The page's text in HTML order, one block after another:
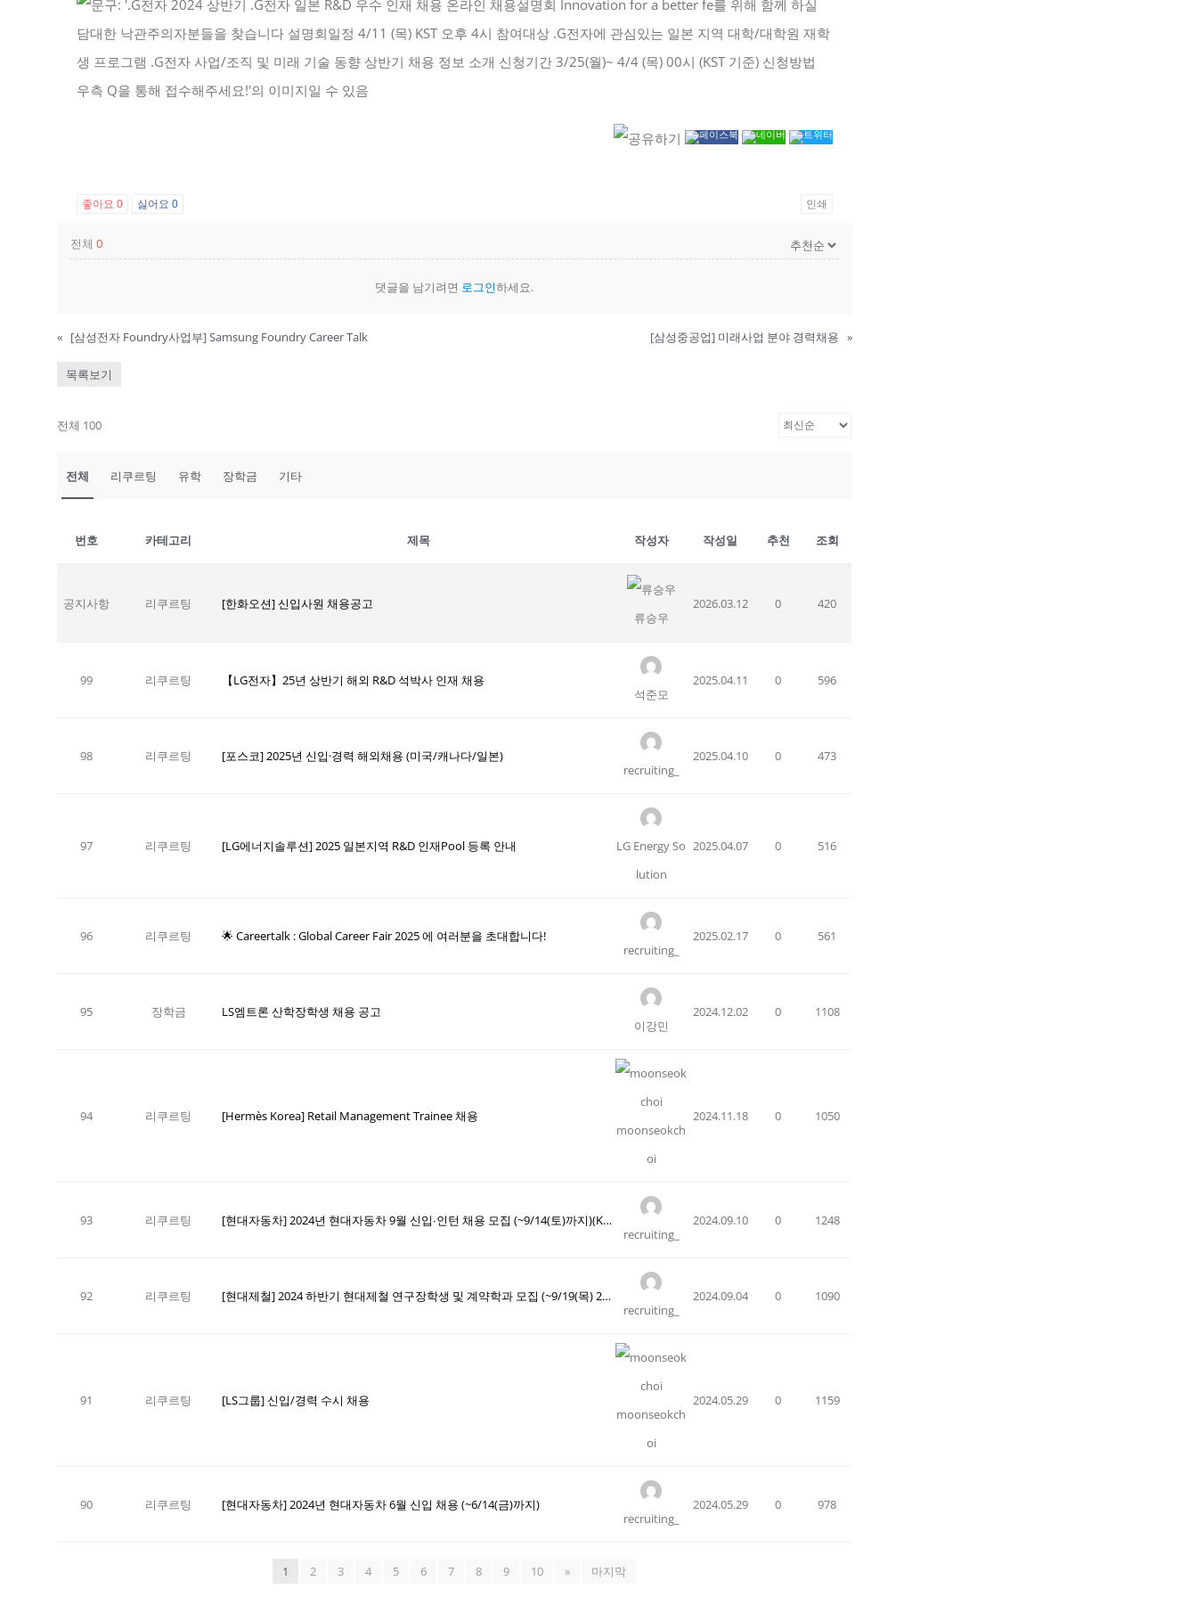
좋아요 0 싫어요 0 인쇄
전체 0
댓글을 남기려면 로그인하세요.
« [삼성전자 Foundry사업부] Samsung Foundry Career Talk [삼성중공업] 미래사업 분야 경력채용 »
목록보기
전체 100
전체 리쿠르팅 유학 장학금 기타
번호 카테고리 제목 작성자 작성일 추천 조회
공지사항 리쿠르팅
[한화오션] 신입사원 채용공고
류승우
2026.03.12 0 420
99 리쿠르팅
【LG전자】25년 상반기 해외 R&D 석박사 인재 채용
석준모
2025.04.11 0 596
98 리쿠르팅
[포스코] 2025년 신입·경력 해외채용 (미국/캐나다/일본)
recruiting_
2025.04.10 0 473
97 리쿠르팅 [LG에너지솔루션] 2025 일본지역 R&D 인재Pool 등록 안내
LG Energy So
lution
2025.04.07 0 516
96 리쿠르팅
🌟 Careertalk : Global Career Fair 2025 에 여러분을 초대합니다!
recruiting_
2025.02.17 0 561
95 장학금
LS엠트론 산학장학생 채용 공고
이강민
2024.12.02 0 1108
94 리쿠르팅
[Hermès Korea] Retail Management Trainee 채용
moonseokch
oi
2024.11.18 0 1050
93 리쿠르팅
[현대자동차] 2024년 현대자동차 9월 신입∙인턴 채용 모집 (~9/14(토)까지)(KST)
recruiting_
2024.09.10 0 1248
92 리쿠르팅
[현대제철] 2024 하반기 현대제철 연구장학생 및 계약학과 모집 (~9/19(목) 24:00 마감)
recruiting_
2024.09.04 0 1090
91 리쿠르팅
[LS그룹] 신입/경력 수시 채용
moonseokch
oi
2024.05.29 0 1159
90 리쿠르팅
[현대자동차] 2024년 현대자동차 6월 신입 채용 (~6/14(금)까지)
recruiting_
2024.05.29 0 978
1 2 3 4 5 6 7 8 9 10 » 마지막